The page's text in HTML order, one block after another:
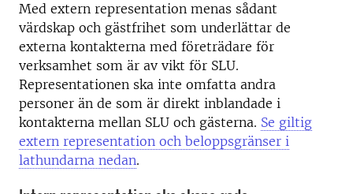
Med extern representation menas sådant
värdskap och gästfrihet som underlättar de
externa kontakterna med företrädare för
verksamhet som är av vikt för SLU.
Representationen ska inte omfatta andra
personer än de som är direkt inblandade i
kontakterna mellan SLU och gästerna. Se giltig
extern representation och beloppsgränser i
lathundarna nedan.